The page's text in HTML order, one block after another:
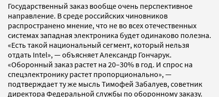
Государственный заказ вообще очень перспективное
направление. В среде российских чиновников
распространено мнение, что не во всех отечественных
системах западная электроника будет одинаково полезна.
«Есть такой национальный сегмент, который нельзя
отдать Intel», — объясняет Александр Гончарук.
«Оборонный заказ растет на 20–30% в год. И спрос на
спецэлектронику растет пропорционально», —
подтверждает ту же мысль Тимофей Забалуев, советник
директора Федеральной службы по оборонному заказу.